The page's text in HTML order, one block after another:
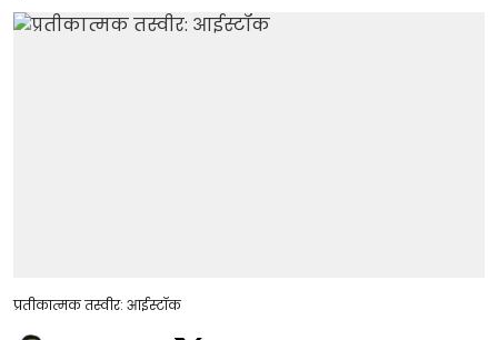
प्रतीकात्मक तस्वीर: आईस्टॉक